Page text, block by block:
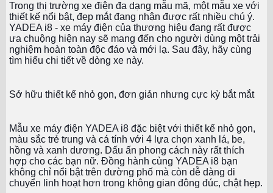
Trong thị trường xe điện đa dạng mẫu mã, một mẫu xe với
thiết kế nổi bật, đẹp mắt đang nhận được rất nhiều chú ý.
YADEA i8 - xe máy điện của thương hiệu đang rất được
ưa chuộng hiện nay sẽ mang đến cho người dùng một trải
nghiệm hoàn toàn độc đáo và mới lạ. Sau đây, hãy cùng
tìm hiểu chi tiết về dòng xe này.
Sở hữu thiết kế nhỏ gọn, đơn giản nhưng cực kỳ bắt mắt
Mẫu xe máy điện YADEA i8 đặc biệt với thiết kế nhỏ gọn,
màu sắc trẻ trung và cá tính với 4 lựa chọn xanh lá, be,
hồng và xanh dương. Dấu ấn phong cách này rất thích
hợp cho các bạn nữ. Đồng hành cùng YADEA i8 bạn
không chỉ nổi bật trên đường phố mà còn dễ dàng di
chuyển linh hoạt hơn trong không gian đông đúc, chật hẹp.